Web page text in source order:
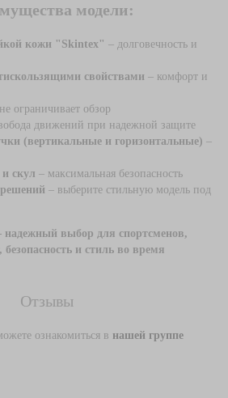
модели:
кожи "Skintex" – долговечность и
свойствами – комфорт и
ограничивает обзор
движений при надежной защите
(вертикальные и горизонтальные) –
скул – максимальная безопасность
– выберите стильную модель под
надежный выбор для спортсменов,
и стиль во время
Отзывы
ознакомиться в нашей группе